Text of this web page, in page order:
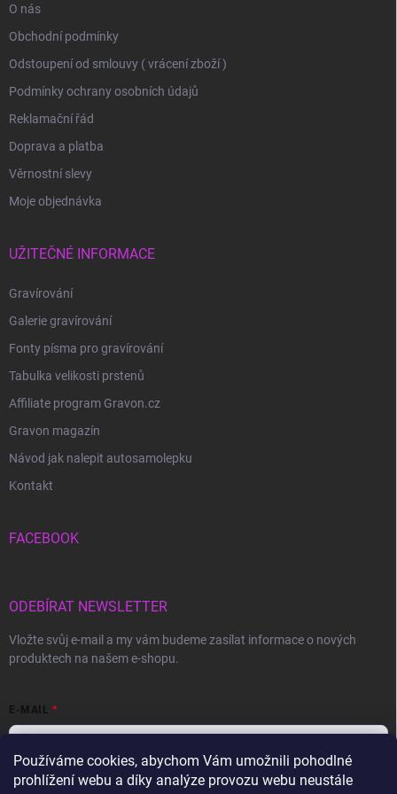
Používáme cookies, abychom Vám umožnili pohodlné
prohlížení webu a díky analýze provozu webu neustále
O nás
Obchodní podmínky
Odstoupení od smlouvy ( vrácení zboží )
Podmínky ochrany osobních údajů
Reklamační řád
Doprava a platba
Věrnostní slevy
Moje objednávka
UŽITEČNÉ INFORMACE
Gravírování
Galerie gravírování
Fonty písma pro gravírování
Tabulka velikosti prstenů
Affiliate program Gravon.cz
Gravon magazín
Návod jak nalepit autosamolepku
Kontakt
FACEBOOK
ODEBÍRAT NEWSLETTER
Vložte svůj e-mail a my vám budeme zasílat informace o nových
produktech na našem e-shopu.
E-MAIL